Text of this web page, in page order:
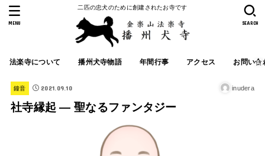
二匹の忠犬のために創建されたお寺です
法楽寺について 播州犬寺物語 年間行事 アクセス お問い合
SEARCH
MENU
鐘音 2021.09.10 inudera
社寺縁起 ― 聖なるファンタジー